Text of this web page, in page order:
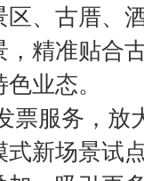
、古厝、
精准贴合
业态。
票服务，放
新场景试